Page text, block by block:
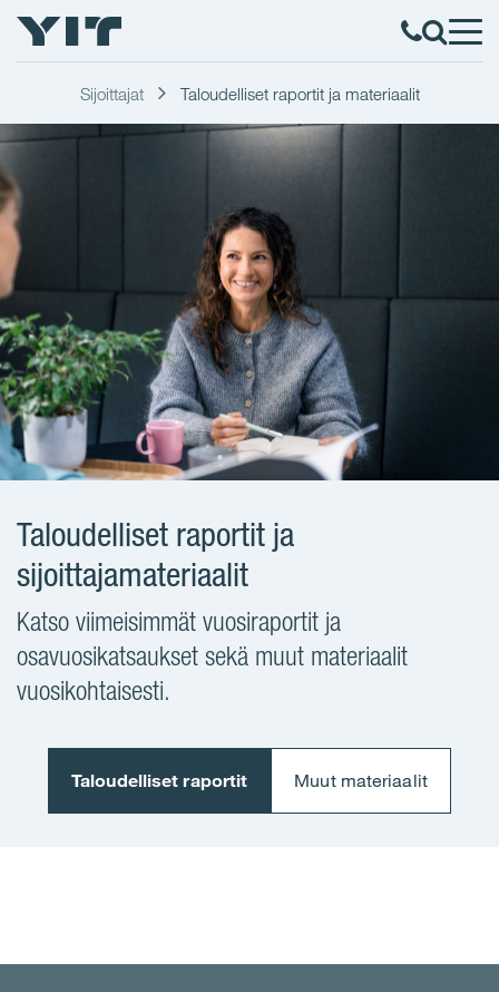
Sijoittajat Taloudelliset raportit ja materiaalit
Taloudelliset raportit ja
sijoittajamateriaalit
Katso viimeisimmät vuosiraportit ja
osavuosikatsaukset sekä muut materiaalit
vuosikohtaisesti.
Taloudelliset raportit Muut materiaalit